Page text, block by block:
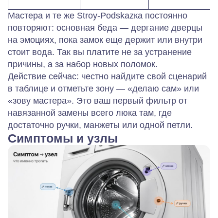
Мастера и те же Stroy‑Podskazка постоянно
повторяют: основная беда — дергание дверцы
на эмоциях, пока замок еще держит или внутри
стоит вода. Так вы платите не за устранение
причины, а за набор новых поломок.
Действие сейчас: честно найдите свой сценарий
в таблице и отметьте зону — «делаю сам» или
«зову мастера». Это ваш первый фильтр от
навязанной замены всего люка там, где
достаточно ручки, манжеты или одной петли.
Симптомы и узлы